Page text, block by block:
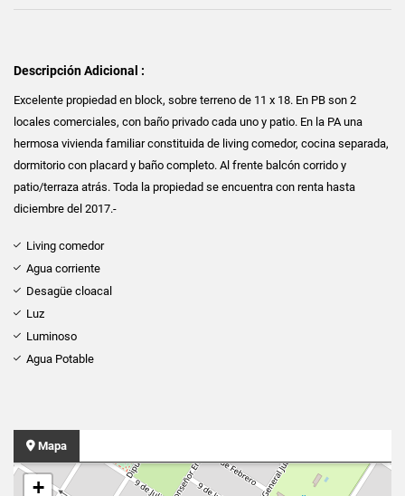
Descripción Adicional :
Excelente propiedad en block, sobre terreno de 11 x 18. En PB son 2
locales comerciales, con baño privado cada uno y patio. En la PA una
hermosa vivienda familiar constituida de living comedor, cocina separada,
dormitorio con placard y baño completo. Al frente balcón corrido y
patio/terraza atrás. Toda la propiedad se encuentra con renta hasta
diciembre del 2017.-
Living comedor
Agua corriente
Desagüe cloacal
Luz
Luminoso
Agua Potable
Mapa
+